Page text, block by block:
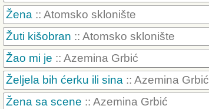
Žena :: Atomsko sklonište
Žuti kišobran :: Atomsko sklonište
Žao mi je :: Azemina Grbić
Željela bih ćerku ili sina :: Azemina Grbić
Žena sa scene :: Azemina Grbić